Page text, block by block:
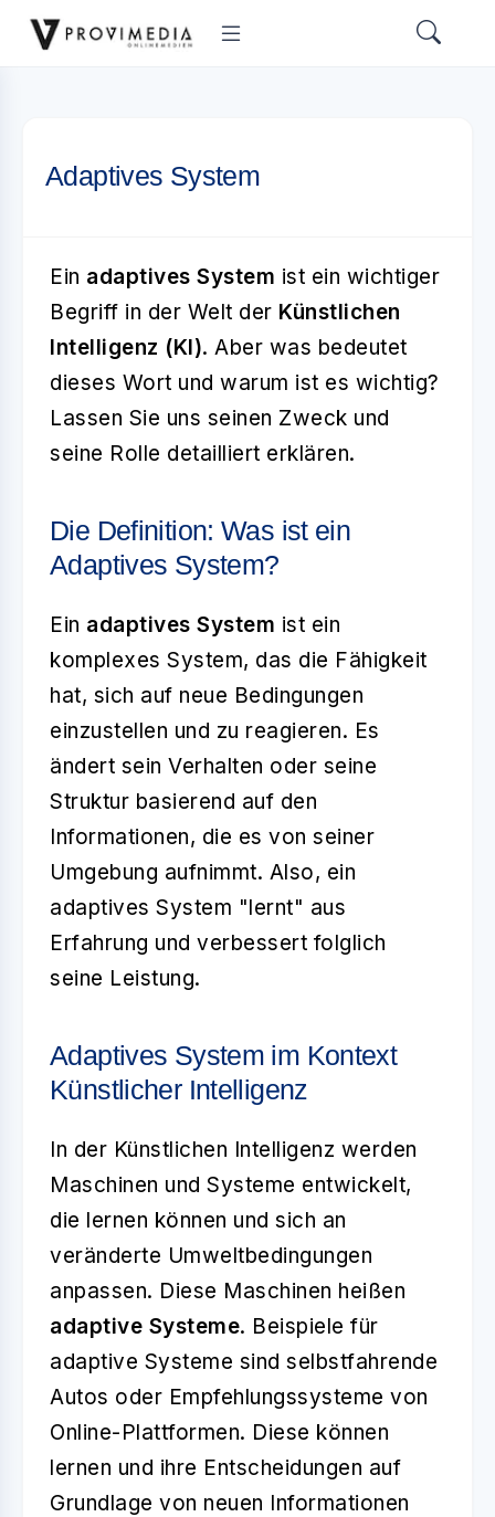
Adaptives System
Ein adaptives System ist ein wichtiger
Begriff in der Welt der Künstlichen
Intelligenz (KI). Aber was bedeutet
dieses Wort und warum ist es wichtig?
Lassen Sie uns seinen Zweck und
seine Rolle detailliert erklären.
Die Definition: Was ist ein
Adaptives System?
Ein adaptives System ist ein
komplexes System, das die Fähigkeit
hat, sich auf neue Bedingungen
einzustellen und zu reagieren. Es
ändert sein Verhalten oder seine
Struktur basierend auf den
Informationen, die es von seiner
Umgebung aufnimmt. Also, ein
adaptives System "lernt" aus
Erfahrung und verbessert folglich
seine Leistung.
Adaptives System im Kontext
Künstlicher Intelligenz
In der Künstlichen Intelligenz werden
Maschinen und Systeme entwickelt,
die lernen können und sich an
veränderte Umweltbedingungen
anpassen. Diese Maschinen heißen
adaptive Systeme. Beispiele für
adaptive Systeme sind selbstfahrende
Autos oder Empfehlungssysteme von
Online-Plattformen. Diese können
lernen und ihre Entscheidungen auf
Grundlage von neuen Informationen